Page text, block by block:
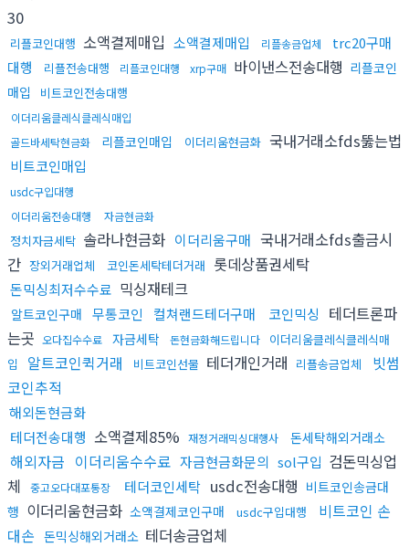
30
리플코인대행 소액결제매입 소액결제매입 리플송금업체
trc20구매
대행
리플전송대행 리플코인대행 xrp구매 바이낸스전송대행 리플코인
매입
비트코인전송대행
이더리움클레식클레식매입
골드바세탁현금화
리플코인매입 이더리움현금화 국내거래소fds뚫는법
비트코인매입
usdc구입대행
이더리움전송대행
자금현금화
정치자금세탁 솔라나현금화 이더리움구매 국내거래소fds출금시
간 장외거래업체 코인돈세탁테더거래 롯데상품권세탁
돈믹싱최저수수료 믹싱재테크
알트코인구매 무통코인 컬쳐랜드테더구매 코인믹싱
테더트론파
는곳 오다집수수료 자금세탁 돈현금화해드립니다
이더리움클레식클레식매
입
알트코인퀵거래 비트코인선물 테더개인거래 리플송금업체
빗썸
코인추적
해외돈현금화
테더전송대행 소액결제85% 재정거래믹싱대행사 돈세탁해외거래소
해외자금 이더리움수수료 자금현금화문의 sol구입 검돈믹싱업
체
중고오다대포통장 테더코인세탁 usdc전송대행 비트코인송금대
행 이더리움현금화 소액결제코인구매 usdc구입대행
비트코인 손
대손 돈믹싱해외거래소 테더송금업체